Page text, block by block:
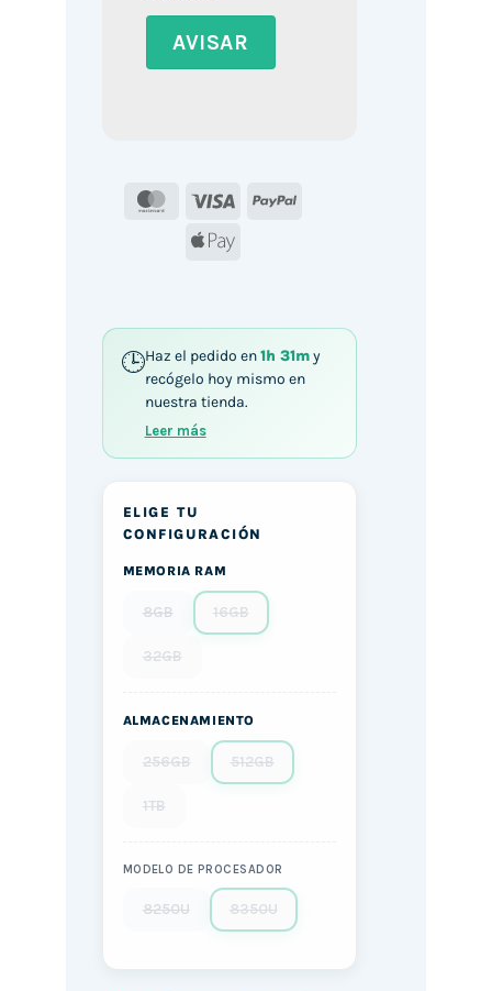
MasterCard
Visa
PayPal
Apple
Haz el pedido en1h 31my
recógelo hoy mismo en
nuestra tienda.
Leer más
ELIGE TU
CONFIGURACIÓN
MEMORIA RAM
8GB 16GB
32GB
ALMACENAMIENTO
256GB 512GB
1TB
MODELO DE PROCESADOR
8250U 8350U